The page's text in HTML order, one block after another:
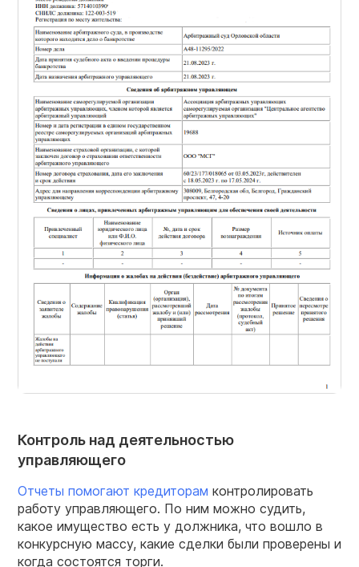
Контроль над деятельностью
управляющего
Отчеты помогают кредиторам контролировать
работу управляющего. По ним можно судить,
какое имущество есть у должника, что вошло в
конкурсную массу, какие сделки были проверены и
когда состоятся торги.